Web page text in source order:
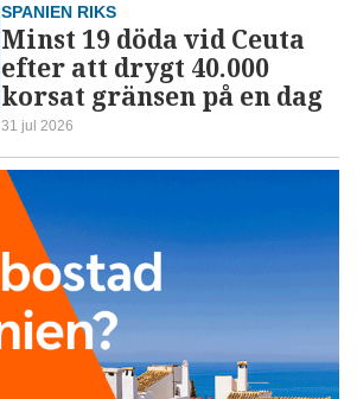
SPANIEN RIKS
Minst 19 döda vid Ceuta
efter att drygt 40.000
korsat gränsen på en dag
31 jul 2026